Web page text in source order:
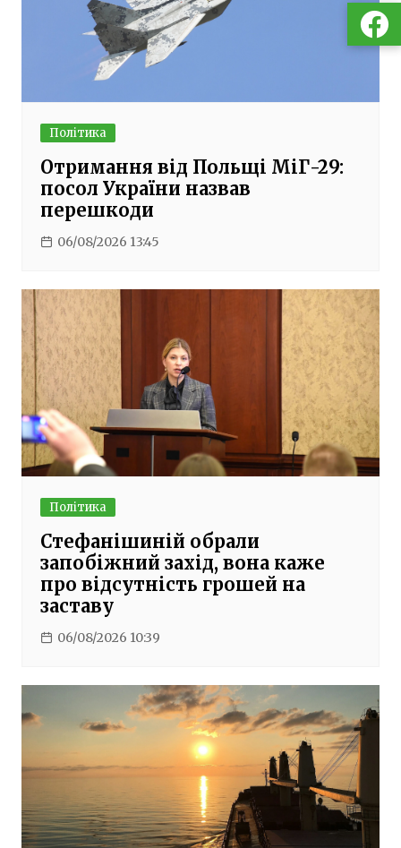
Політика
Отримання від Польщі МіГ-29:
посол України назвав
перешкоди
06/08/2026 13:45
Політика
Стефанішиній обрали
запобіжний захід, вона каже
про відсутність грошей на
заставу
06/08/2026 10:39